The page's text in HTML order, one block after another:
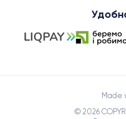
Made
© 2026